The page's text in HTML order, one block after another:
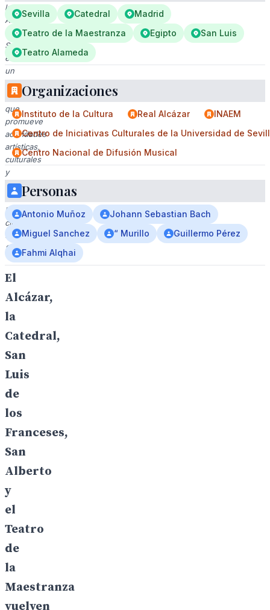
las
Artes
de
Sevilla)
es
un
espacio
cultural
que
promueve
actividades
artísticas,
culturales
y
educativas
en
la
ciudad
de
Sevilla.
El
Alcázar,
la
Catedral,
San
Luis
de
los
Franceses,
San
Alberto
y
el
Teatro
de
la
Maestranza
vuelven
Sevilla Catedral
Madrid
Teatro de la Maestranza
Egipto
San Luis
Teatro Alameda
Organizaciones
Instituto de la Cultura Real Alcázar
INAEM
Centro de Iniciativas Culturales de la Universidad de
Centro Nacional de Difusión Musical
Personas
Antonio Muñoz
Johann Sebastian Bach
Miguel Sanchez
“ Murillo
Guillermo Pérez
Fahmi Alqhai